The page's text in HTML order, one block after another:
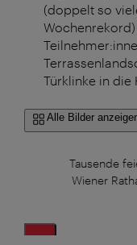
(doppelt so
Türklinke in die
Alle Bilder
Tausende
Wiener